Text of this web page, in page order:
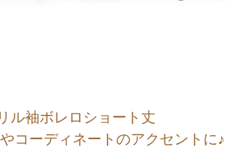
ル袖ボレロショート丈
コーディネートのアクセントに♪